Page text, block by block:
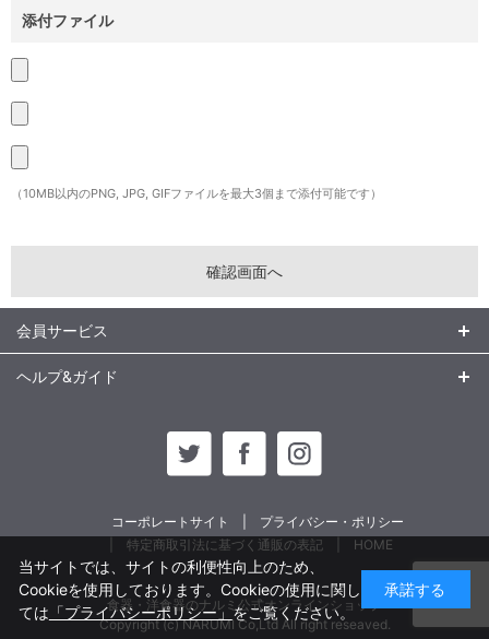
添付ファイル
（10MB以内のPNG, JPG, GIFファイルを最大3個まで添付可能です）
会員サービス
ヘルプ&ガイド
コーポレートサイト
プライバシー・ポリシー
特定商取引法に基づく通販の表記
HOME
食器・洋食器のナルミ公式オンラインショップ
Copyright (c) NARUMI Co,Ltd All right reseaved.
当サイトでは、サイトの利便性向上のため、
Cookieを使用しております。Cookieの使用に関し
ては 「プライバシーポリシー」をご覧ください。
承諾する